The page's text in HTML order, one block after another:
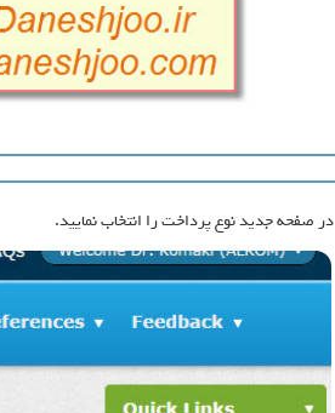
در صفحه جدید نوع پرداخت را انتخاب نمایید.